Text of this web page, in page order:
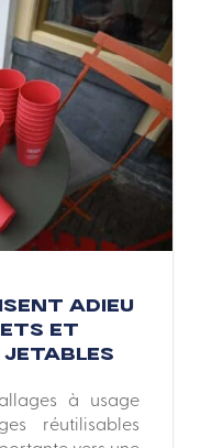
adieu
et
à usage
réutilisables